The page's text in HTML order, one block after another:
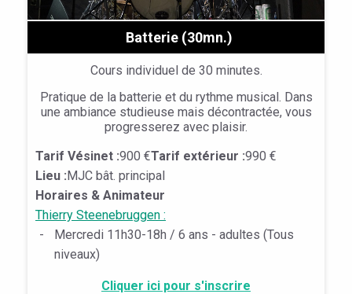
Batterie (30mn.)
Cours individuel de 30 minutes.
Pratique de la batterie et du rythme musical. Dans
une ambiance studieuse mais décontractée, vous
progresserez avec plaisir.
Tarif Vésinet :900 €Tarif extérieur :990 €
Lieu :MJC bât. principal
Horaires & Animateur
Thierry Steenebruggen :
-
Mercredi 11h30-18h / 6 ans - adultes (Tous
niveaux)
Cliquer ici pour s'inscrire